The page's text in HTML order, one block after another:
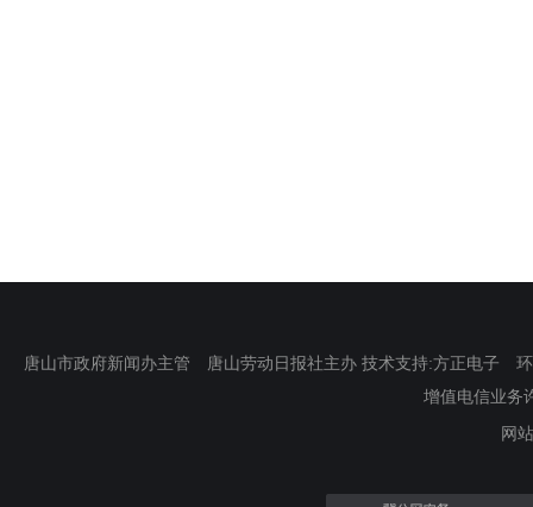
唐山市政府新闻办主管 唐山劳动日报社主办 技术支持:方正电子
增值电信业务
网